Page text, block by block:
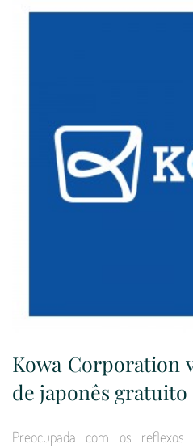
Kowa Corporation
de japonês gratuito
Preocupada com os